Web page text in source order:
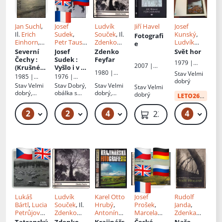
Jan Suchl,
Il. Erich
Einhorn,
Milada
Einhornov
á
Severní
Čechy:
(Krušné
hory a
Podhůří,
Údolí
Labe a
Labské
pískovce,
Lužické
hřeben,
Jizerské
hory a
Pojizeří,
Máchův
kraj,
České
středohoř
í, Poohří
1985 |
Severočesk
é
nakladatels
tví
StavVelmi
dobrý,
lehké
oděrky
2 69 Kč – 79 Kč
Josef
Sudek,
Petr Tausk,
Il.Josef
Sudek
Josef
Sudek:
Vyšlo i v r.
1977 jako
2. vydání -
toto 1.
1976
1976 |
ČTK-
Pressfoto
Stav Dobrý,
obálka s
oděrkami,
fotografie
ve velmi
dobrém
nepatrně
ohnutý roh
v rozsahu
několika
mm,
brožura ve
výborném
stavu
2 3 699 Kč – 4 799 Kč
Ludvík
Souček, Il.
Zdenko
Feyfar
Zdenko
Feyfar
1980 |
StavVelmi
dobrý,
zašlá ořízka
4 79 Kč – 119 Kč
Jiří Havel
Fotografi
e
2007 |
fotografie
StavVelmi
dobrý
229 Kč
Josef
Kunský,
Ludvík
Baran,
Horák , Il.
Jiří Havel
Svět hor
1979 |
Panorama
StavVelmi
dobrý
LETO26od:
4 49 Kč
Lukáš
Bártl, Lucia
Petrůjová,
Ludvík
Souček, Il.
Zdenko
Karel Otto
Hrubý,
Antonín
Josef
Prošek,
Marcela
Rudolf
Janda,
Zdenka